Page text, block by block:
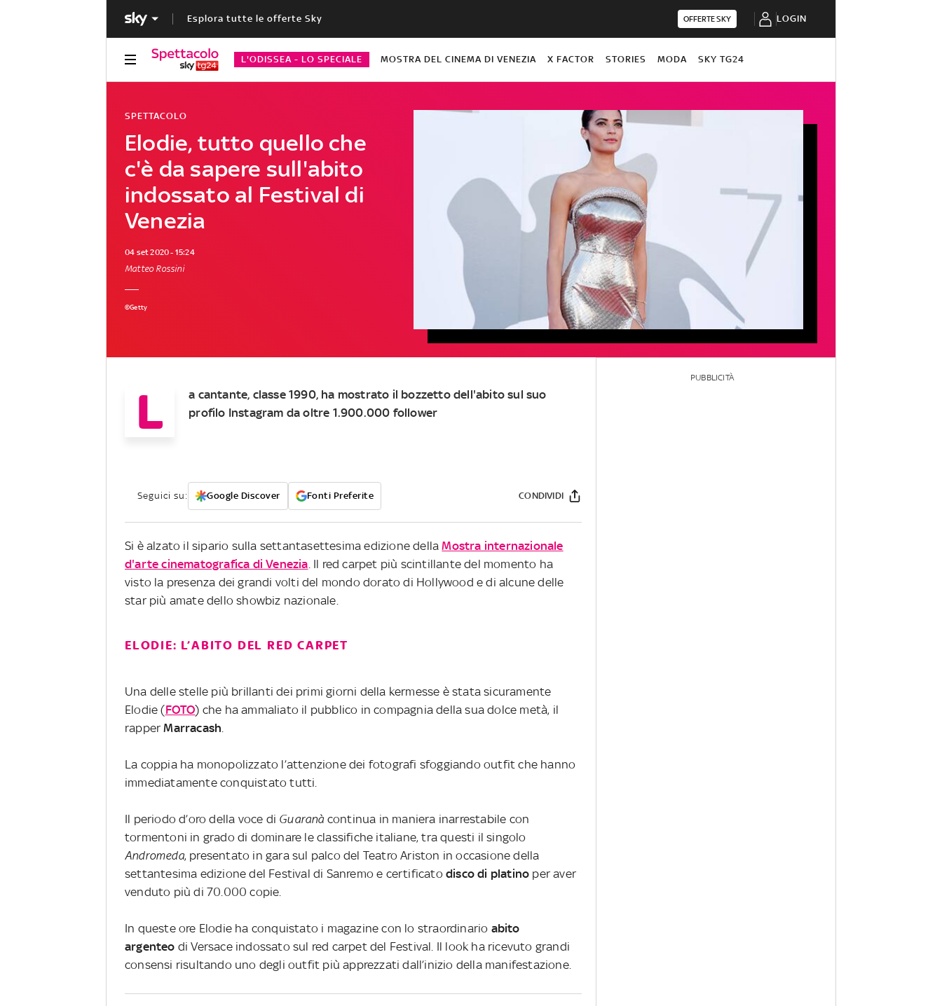
Esplora tutte le offerte Sky OFFERTE SKY LOGIN
L'ODISSEA - LO SPECIALE MOSTRA DEL CINEMA DI VENEZIA X FACTOR STORIES MODA SKY TG24
Elodie, tutto quello che
c'è da sapere sull'abito
indossato al Festival di
Venezia
SPETTACOLO
04 set 2020 - 15:24
Matteo Rossini
©Getty
L
a cantante, classe 1990, ha mostrato il bozzetto dell'abito sul suo
profilo Instagram da oltre 1.900.000 follower
Seguici su: Google Discover Fonti Preferite CONDIVIDI
Si è alzato il sipario sulla settantasettesima edizione dellaMostra internazionale
d'arte cinematografica di Venezia . Il red carpet più scintillante del momento ha
visto la presenza dei grandi volti del mondo dorato di Hollywood e di alcune delle
star più amate dello showbiz nazionale.
ELODIE: L’ABITO DEL RED CARPET
Una delle stelle più brillanti dei primi giorni della kermesse è stata sicuramente
Elodie (FOTO) che ha ammaliato il pubblico in compagnia della sua dolce metà, il
rapperMarracash
La coppia ha monopolizzato l’attenzione dei fotografi sfoggiando outfit che hanno
immediatamente conquistato tutti.
Il periodo d’oro della voce di Guaranàcontinua in maniera inarrestabile con
tormentoni in grado di dominare le classifiche italiane, tra questi il singolo
Andromeda, presentato in gara sul palco del Teatro Ariston in occasione della
settantesima edizione del Festival di Sanremo e certificatodisco di platino per aver
venduto più di 70.000 copie.
In queste ore Elodie ha conquistato i magazine con lo straordinario abito
argenteo di Versace indossato sul red carpet del Festival. Il look ha ricevuto grandi
consensi risultando uno degli outfit più apprezzati dall’inizio della manifestazione.
PUBBLICITÀ